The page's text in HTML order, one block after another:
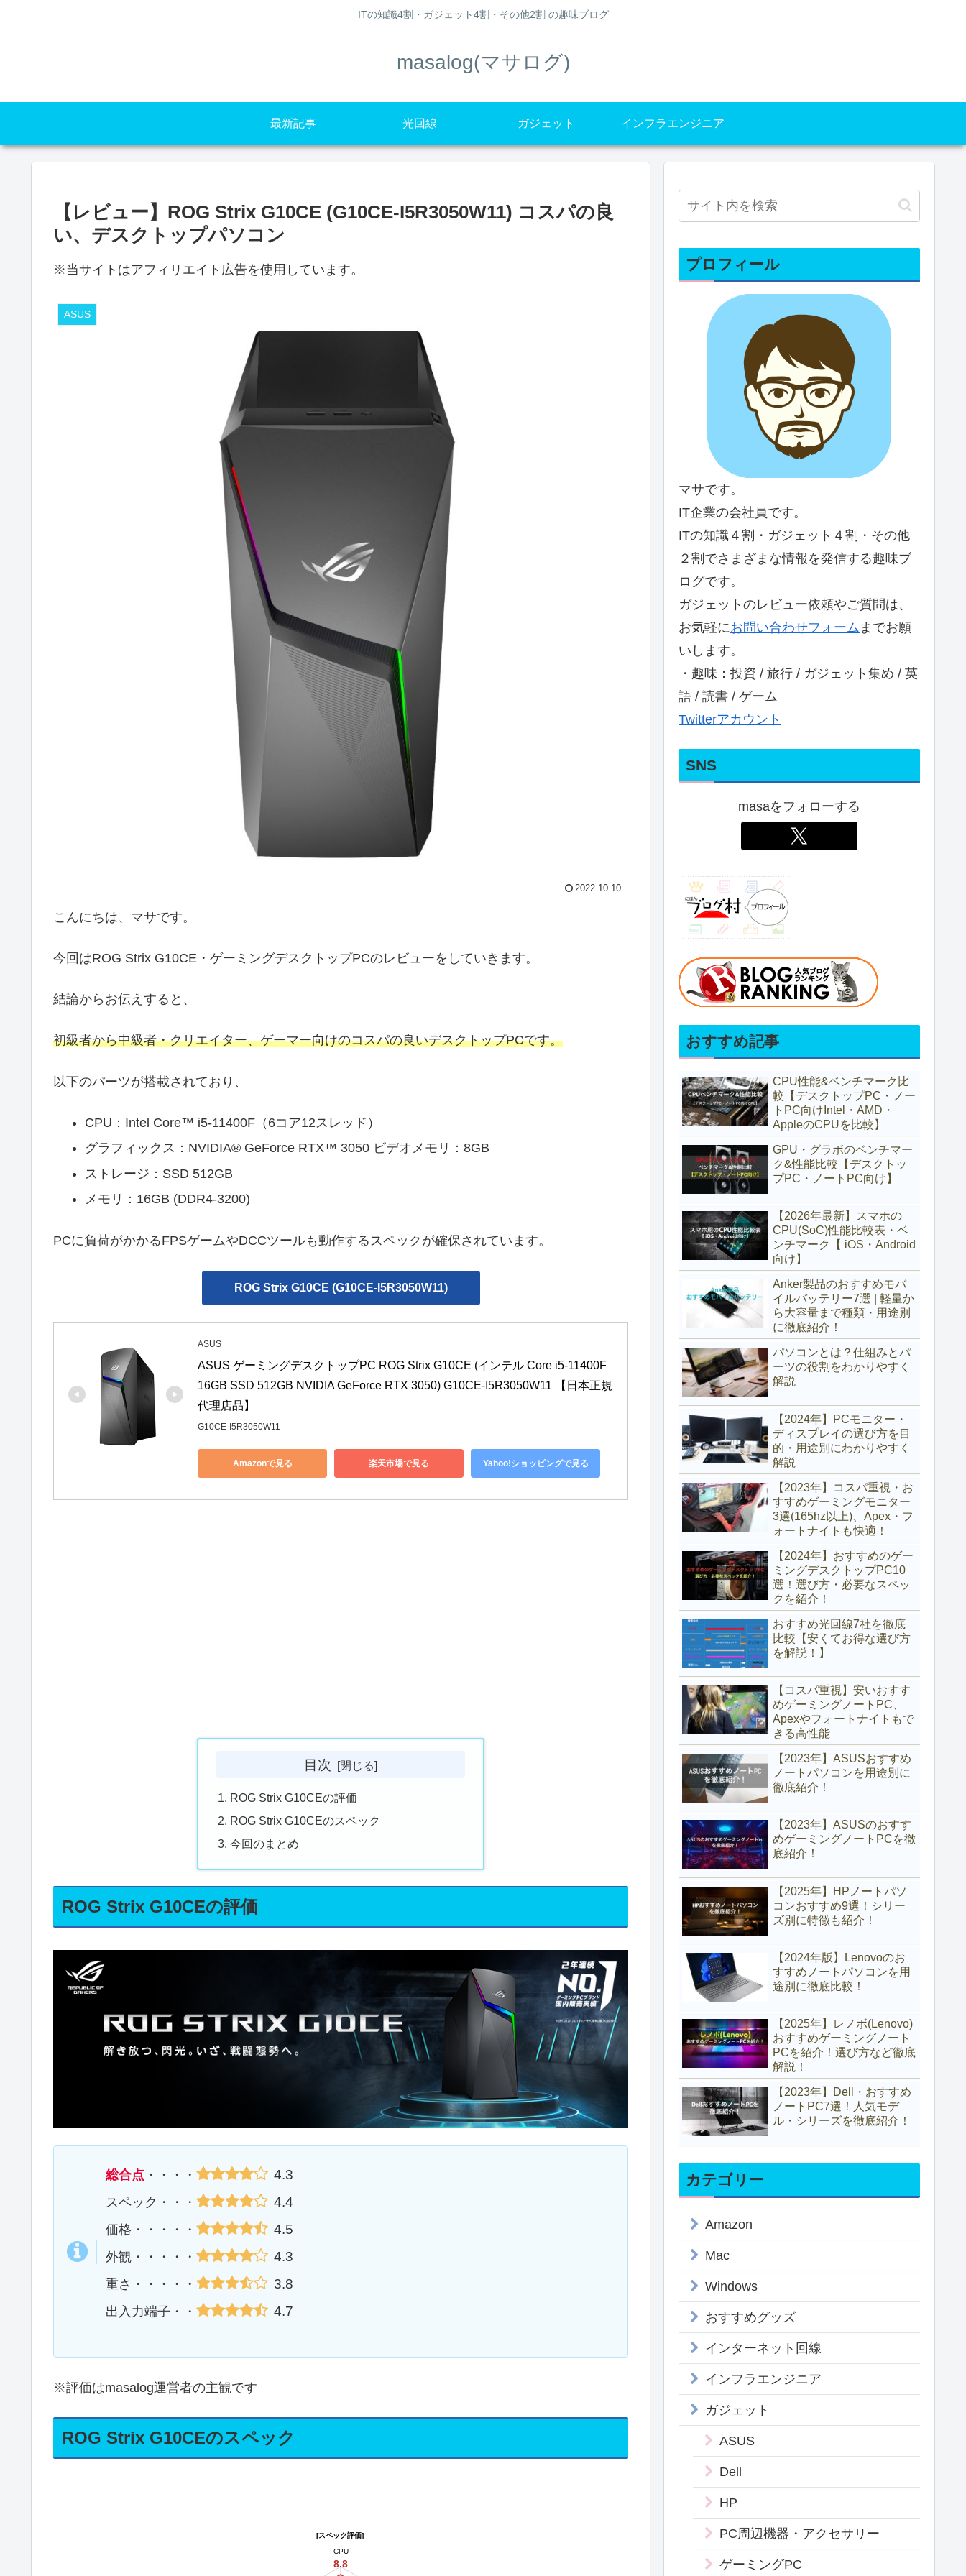
ITの知識4割・ガジェット4割・その他2割 の趣味ブログ
masalog(マサログ)
最新記事 光回線 ガジェット インフラエンジニア
【レビュー】ROG Strix G10CE (G10CE-I5R3050W11) コスパの良
い、デスクトップパソコン
※当サイトはアフィリエイト広告を使用しています。
ASUS
2022.10.10
こんにちは、マサです。
今回はROG Strix G10CE・ゲーミングデスクトップPCのレビューをしていきます。
結論からお伝えすると、
初級者から中級者・クリエイター、ゲーマー向けのコスパの良いデスクトップPCです。
以下のパーツが搭載されており、
CPU：Intel Core™ i5-11400F（6コア12スレッド）
グラフィックス：NVIDIA® GeForce RTX™ 3050 ビデオメモリ：8GB
ストレージ：SSD 512GB
メモリ：16GB (DDR4-3200)
PCに負荷がかかるFPSゲームやDCCツールも動作するスペックが確保されています。
ROG Strix G10CE (G10CE-I5R3050W11)
ASUS
ASUS ゲーミングデスクトップPC ROG Strix G10CE (インテル Core i5-11400F
16GB SSD 512GB NVIDIA GeForce RTX 3050) G10CE-I5R3050W11 【日本正規
代理店品】
G10CE-I5R3050W11
Amazonで見る 楽天市場で見る Yahoo!ショッピングで見る
目次
ROG Strix G10CEの評価
ROG Strix G10CEのスペック
今回のまとめ
ROG Strix G10CEの評価
総合点 ・・・・ 4.3
スペック・・・ 4.4
価格・・・・・ 4.5
外観・・・・・ 4.3
重さ・・・・・ 3.8
出入力端子・・ 4.7
※評価はmasalog運営者の主観です
ROG Strix G10CEのスペック
[スペック評価]
8.8
CPU
プロフィール
マサです。
IT企業の会社員です。
ITの知識４割・ガジェット４割・その他
２割でさまざまな情報を発信する趣味ブ
ログです。
ガジェットのレビュー依頼やご質問は、
お気軽にお問い合わせフォーム までお願
いします。
・趣味：投資 / 旅行 / ガジェット集め / 英
語 / 読書 / ゲーム
Twitterアカウント
SNS
masaをフォローする
おすすめ記事
CPU性能&ベンチマーク比
較【デスクトップPC・ノー
トPC向けIntel・AMD・
AppleのCPUを比較】
GPU・グラボのベンチマー
ク&性能比較【デスクトッ
プPC・ノートPC向け】
【2026年最新】スマホの
CPU(SoC)性能比較表・ベ
ンチマーク【 iOS・Android
向け】
Anker製品のおすすめモバ
イルバッテリー7選 | 軽量か
ら大容量まで種類・用途別
に徹底紹介！
パソコンとは？仕組みとパ
ーツの役割をわかりやすく
解説
【2024年】PCモニター・
ディスプレイの選び方を目
的・用途別にわかりやすく
解説
【2023年】コスパ重視・お
すすめゲーミングモニター
3選(165hz以上)、Apex・フ
ォートナイトも快適！
【2024年】おすすめのゲー
ミングデスクトップPC10
選！選び方・必要なスペッ
クを紹介！
おすすめ光回線7社を徹底
比較【安くてお得な選び方
を解説！】
【コスパ重視】安いおすす
めゲーミングノートPC、
Apexやフォートナイトもで
きる高性能
【2023年】ASUSおすすめ
ノートパソコンを用途別に
徹底紹介！
【2023年】ASUSのおすす
めゲーミングノートPCを徹
底紹介！
【2025年】HPノートパソ
コンおすすめ9選！シリー
ズ別に特徴も紹介！
【2024年版】Lenovoのお
すすめノートパソコンを用
途別に徹底比較！
【2025年】レノボ(Lenovo)
おすすめゲーミングノート
PCを紹介！選び方など徹底
解説！
【2023年】Dell・おすすめ
ノートPC7選！人気モデ
ル・シリーズを徹底紹介！
カテゴリー
Amazon
Mac
Windows
おすすめグッズ
インターネット回線
インフラエンジニア
ガジェット
ASUS
Dell
HP
PC周辺機器・アクセサリー
ゲーミングPC